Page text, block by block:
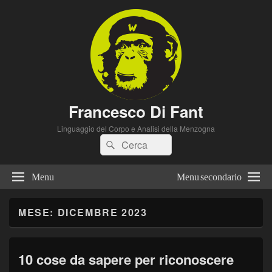
Francesco Di Fant
Linguaggio del Corpo e Analisi della Menzogna
Cerca:Cerca
Menu Menu secondario
MESE: DICEMBRE 2023
10 cose da sapere per riconoscere